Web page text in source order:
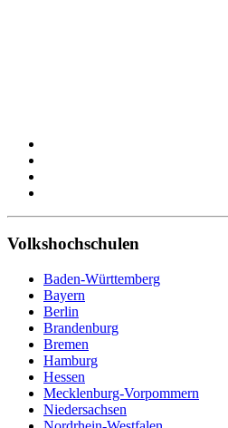
Volkshochschulen
Baden-Württemberg
Bayern
Berlin
Brandenburg
Bremen
Hamburg
Hessen
Mecklenburg-Vorpommern
Niedersachsen